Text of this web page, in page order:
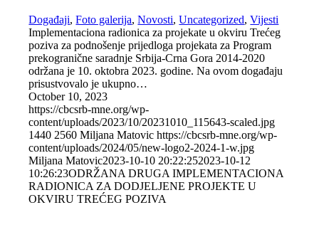
Događaji,Foto galerija,Novosti,Uncategorized,Vijesti
Implementaciona radionica za projekate u okviru Trećeg
poziva za podnošenje prijedloga projekata za Program
prekogranične saradnje Srbija-Crna Gora 2014-2020
održana je 10. oktobra 2023. godine. Na ovom događaju
prisustvovalo je ukupno…
October 10, 2023
https://cbcsrb-mne.org/wp-
content/uploads/2023/10/20231010_115643-scaled.jpg
1440 2560 Miljana Matovic https://cbcsrb-mne.org/wp-
content/uploads/2024/05/new-logo2-2024-1-w.jpg
Miljana Matovic2023-10-10 20:22:252023-10-12
10:26:23ODRŽANA DRUGA IMPLEMENTACIONA
RADIONICA ZA DODJELJENE PROJEKTE U
OKVIRU TREĆEG POZIVA